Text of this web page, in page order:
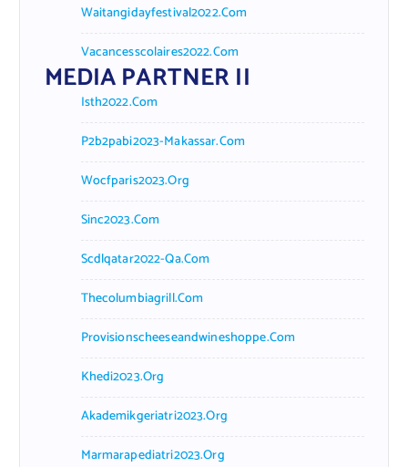
Waitangidayfestival2022.com
Vacancesscolaires2022.com
MEDIA PARTNER II
Isth2022.com
P2b2pabi2023-Makassar.com
Wocfparis2023.org
Sinc2023.com
Scdlqatar2022-Qa.com
Thecolumbiagrill.com
Provisionscheeseandwineshoppe.com
Khedi2023.org
Akademikgeriatri2023.org
Marmarapediatri2023.org